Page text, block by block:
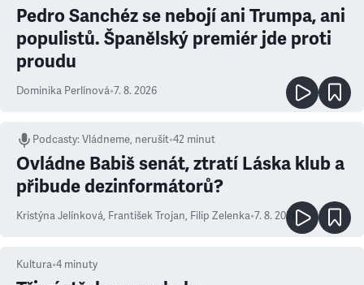
Pedro Sanchéz se nebojí ani Trumpa, ani
populistů. Španělský premiér jde proti
proudu
Dominika Perlínová•7. 8. 2026
Podcasty:Vládneme, nerušit•42 minut
Ovládne Babiš senát, ztratí Láska klub a
přibude dezinformátorů?
Kristýna Jelínková, František Trojan, Filip Zelenka•7. 8. 2026
Kultura•4 minuty